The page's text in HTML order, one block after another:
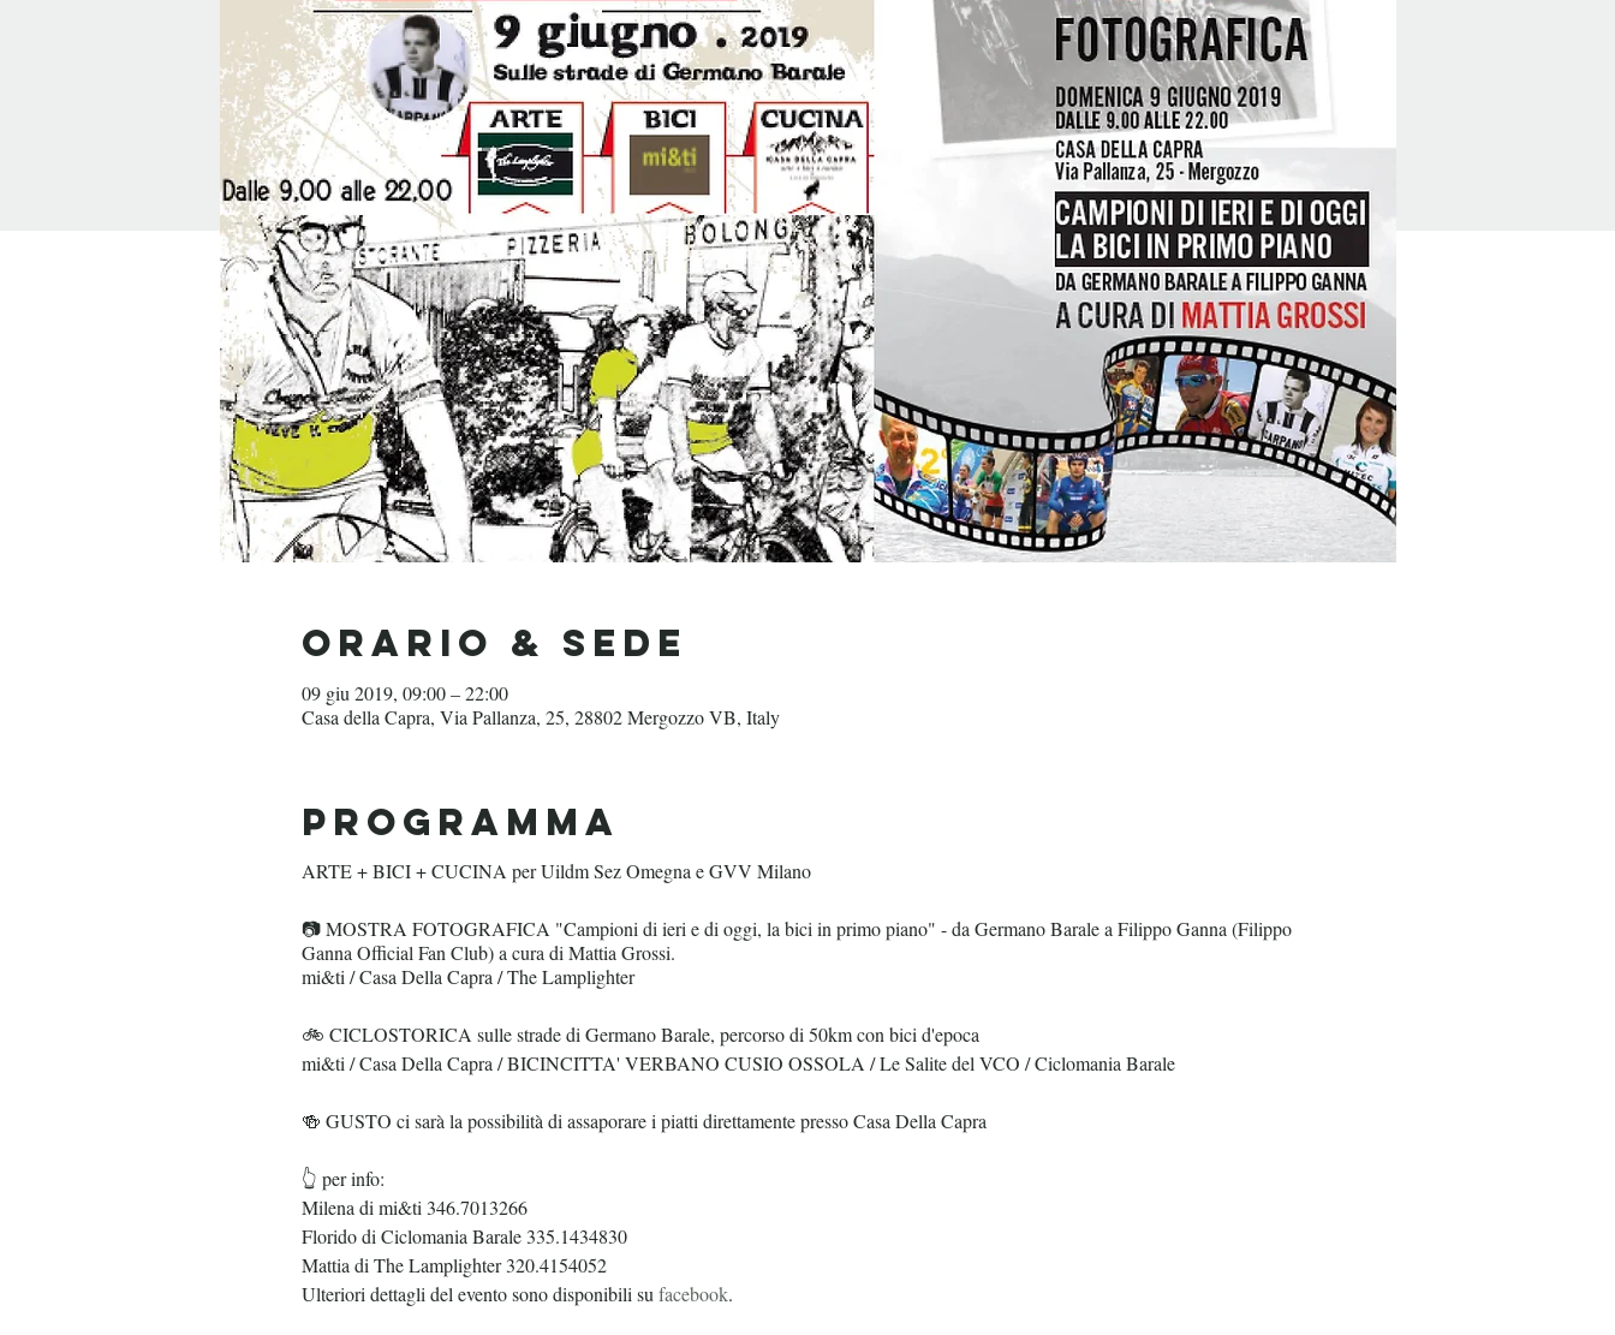
Orario & Sede
09 giu 2019, 09:00 – 22:00
Casa della Capra, Via Pallanza, 25, 28802 Mergozzo VB, Italy
Programma
ARTE + BICI + CUCINA per Uildm Sez Omegna e GVV Milano
📷 MOSTRA FOTOGRAFICA "Campioni di ieri e di oggi, la bici in primo piano" - da Germano Barale a Filippo Ganna (Filippo
Ganna Official Fan Club) a cura di Mattia Grossi.
mi&ti / Casa Della Capra / The Lamplighter
🚲 CICLOSTORICA sulle strade di Germano Barale, percorso di 50km con bici d'epoca
mi&ti / Casa Della Capra / BICINCITTA' VERBANO CUSIO OSSOLA / Le Salite del VCO / Ciclomania Barale
🍻 GUSTO ci sarà la possibilità di assaporare i piatti direttamente presso Casa Della Capra
👆 per info:
Milena di mi&ti 346.7013266
Florido di Ciclomania Barale 335.1434830
Mattia di The Lamplighter 320.4154052
Ulteriori dettagli del evento sono disponibili su facebook.